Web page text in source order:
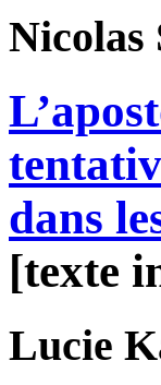
Nicolas
dans
[texte
Lucie